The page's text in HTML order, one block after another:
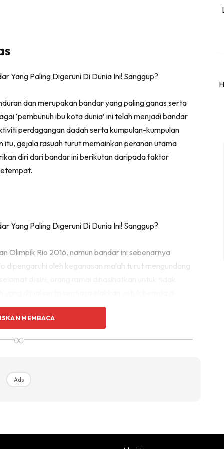
dan merupakan bandar yang paling ganas serta
‘pembunuh ibu kota dunia’ ini telah menjadi bandar
perdagangan dadah serta kumpulan-kumpulan
itu, gejala rasuah turut memainkan peranan utama
diri dari bandar ini berikutan daripada faktor
Olimpik Rio 2016, namun bandar ini sebenarnya
dipengaruhi oleh keganasan malah turut mengundang
turut dinasihatkan untuk tidak mempamerkan alatan
MEMBACA
∞
Ads